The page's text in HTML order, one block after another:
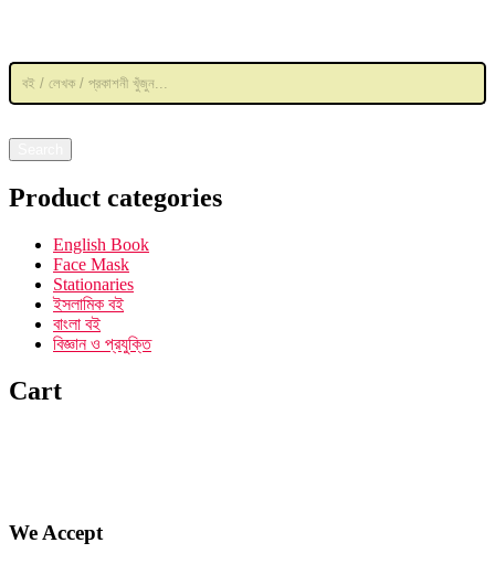
Products
search
Product categories
English Book
Face Mask
Stationaries
ইসলামিক বই
বাংলা বই
বিজ্ঞান ও প্রযুক্তি
Cart
We Accept